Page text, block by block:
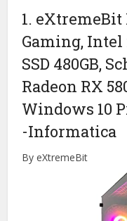
1. eXtremeBit
Gaming, Intel
SSD 480GB,
Radeon RX
Windows 10
-Informatica
By eXtremeBit